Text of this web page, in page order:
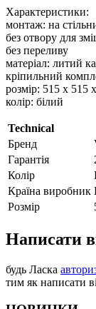
Характеристики:
монтаж: на
без отвору для
без переливу
матеріал: литий
кріпильний
розмір: 515 х 515
колір: білий
Technical
Бренд
Гарантія
Колір
Країна виробник
Розмір
Написати
будь Ласка
тим як написати